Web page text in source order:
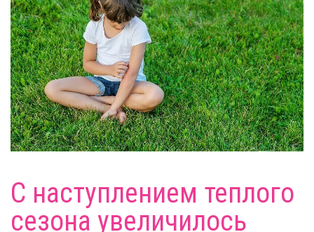
С наступлением теплого
сезона увеличилось